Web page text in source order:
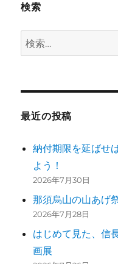
検索
検
索:
最近の投稿
納付期限を延ばせ
よう！
2026年7月30日
那須烏山の山あげ
2026年7月28日
はじめて見た、信
画展